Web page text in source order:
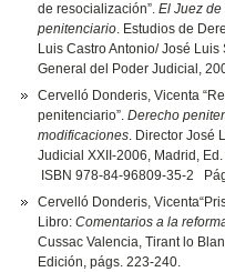
de resocialización”.El Juez
penitenciario. Estudios de
Luis Castro Antonio/ José
General del Poder Judicial,
Cervelló Donderis, Vicenta
penitenciario”.Derecho
modificaciones. Director José
Judicial XXII-2006, Madrid,
ISBN 978-84-96809-35-2
Cervelló Donderis,
Libro:Comentarios a la
Cussac Valencia, Tirant lo
Edición, págs. 223-240.